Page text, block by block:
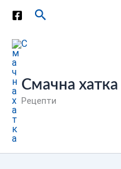
Перейти
вмісту
Пошук
Смачна хатка
Рецепти